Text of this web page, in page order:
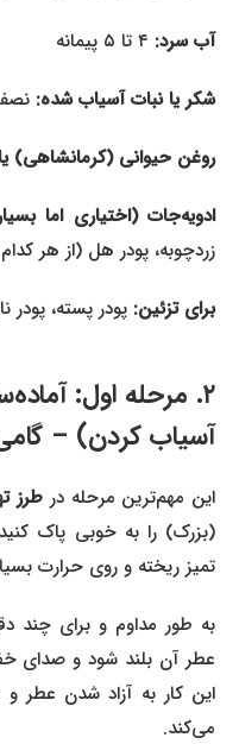
آب سرد:۴ تا ۵ پیمانه
شکر یا نبات آسیاب شده:نصف تا
روغن حیوانی (کرمانشاهی) یا
ادویه‌جات (اختیاری اما بسیار
زردچوبه، پودر هل (از هر
برای تزئین:پودر پسته، پودر
۲. مرحله اول:
آسیاب کردن) – گامی
این مهم‌ترین مرحله در طرز
(بزرک) را به خوبی پاک
تمیز ریخته و روی حرارت بسیار
به طور مداوم و برای چند
عطر آن بلند شود و صدای
این کار به آزاد شدن عطر
می‌کند.